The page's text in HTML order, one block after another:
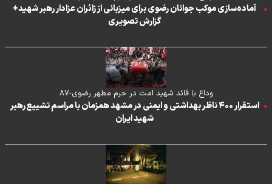
آماده‌سازی موکب جوانان رضوی برای میزبانی از زائران عزادار رهبر شهید+
گزارش تصویری
وداع با قائد شهید امت در حرم مطهر رضوی-۸۷
استقرار ۴۰۰ ناظر بهداشتی و ایمنی در مشهد همزمان با مراسم تشییع رهبر
شهید ایران